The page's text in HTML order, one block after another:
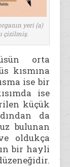
yeri (a)
çizilmiş.
orta
kısmına
ise bir
ise
küçük
da
bulunan
oldukça
bir hayli